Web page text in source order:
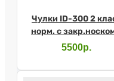
Чулки ID-300 2
норм. с
прост.рез. L черный
5500р.